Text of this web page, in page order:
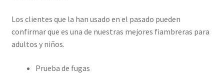
Los clientes que la han usado en el pasado pueden
confirmar que es una de nuestras mejores fiambreras para
adultos y niños.
Prueba de fugas